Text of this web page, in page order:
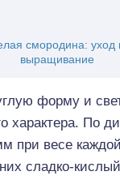
смородина: уход
выращивание
форму и
характера. По
при весе
сладко-